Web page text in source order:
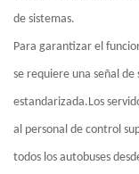
de sistemas.
Para garantizar el
se requiere una señal
estandarizada.Los
al personal de control
todos los autobuses